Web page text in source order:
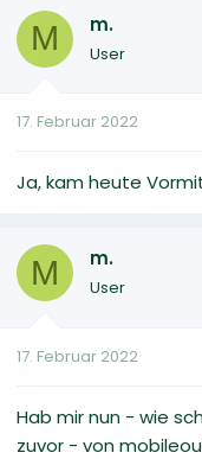
M m.
User
17. Februar 2022
Ja, kam heute
M m.
User
17. Februar 2022
Hab mir nun - wie
zuvor - von